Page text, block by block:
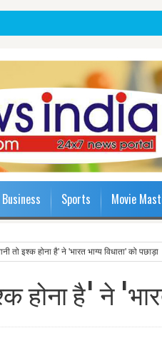
Business Sports Movie
तो इश्क होना है' ने 'भारत भाग्य विधाता' को पछाड़ा
होना है' ने